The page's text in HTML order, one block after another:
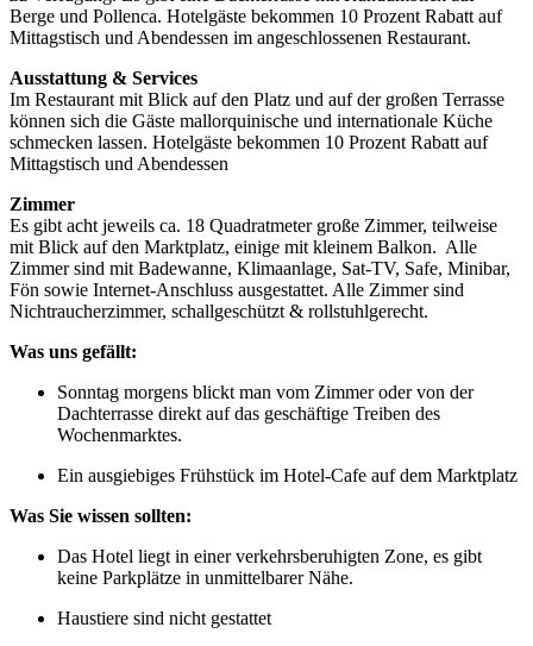
Berge und Pollenca. Hotelgäste bekommen 10 Prozent Rabatt auf
Mittagstisch und Abendessen im angeschlossenen Restaurant.
Ausstattung & Services
Im Restaurant mit Blick auf den Platz und auf der großen Terrasse
können sich die Gäste mallorquinische und internationale Küche
schmecken lassen. Hotelgäste bekommen 10 Prozent Rabatt auf
Mittagstisch und Abendessen
Zimmer
Es gibt acht jeweils ca. 18 Quadratmeter große Zimmer, teilweise
mit Blick auf den Marktplatz, einige mit kleinem Balkon. Alle
Zimmer sind mit Badewanne, Klimaanlage, Sat-TV, Safe, Minibar,
Fön sowie Internet-Anschluss ausgestattet. Alle Zimmer sind
Nichtraucherzimmer, schallgeschützt & rollstuhlgerecht.
Was uns gefällt:
Sonntag morgens blickt man vom Zimmer oder von der
Dachterrasse direkt auf das geschäftige Treiben des
Wochenmarktes.
Ein ausgiebiges Frühstück im Hotel-Cafe auf dem Marktplatz
Was Sie wissen sollten:
Das Hotel liegt in einer verkehrsberuhigten Zone, es gibt
keine Parkplätze in unmittelbarer Nähe.
Haustiere sind nicht gestattet